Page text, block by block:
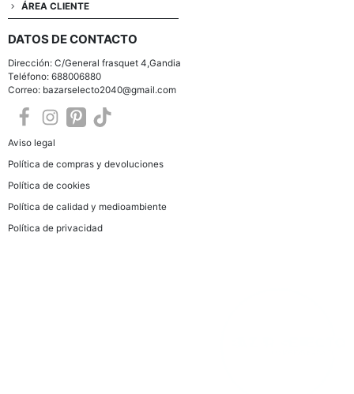
ÁREA CLIENTE
DATOS DE CONTACTO
Dirección: C/General frasquet 4,Gandia
Teléfono: 688006880
Correo: bazarselecto2040@gmail.com
Aviso legal
Política de compras y devoluciones
Política de cookies
Política de calidad y medioambiente
Política de privacidad